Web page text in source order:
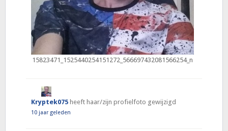
15823471_1525440254151272_566697432081566254_n
Kryptek075 heeft haar/zijn profielfoto gewijzigd
10 jaar geleden